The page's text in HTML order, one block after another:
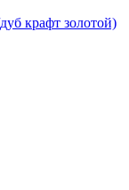
крафт золотой)